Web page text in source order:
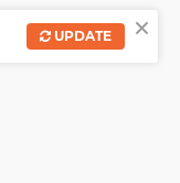
×
UPDATE